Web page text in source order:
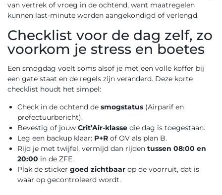
van vertrek of vroeg in de ochtend, want maatregelen
kunnen last-minute worden aangekondigd of verlengd.
Checklist voor de dag zelf, zo
voorkom je stress en boetes
Een smogdag voelt soms alsof je met een volle koffer bij
een gate staat en de regels zijn veranderd. Deze korte
checklist houdt het simpel:
Check in de ochtend de smogstatus (Airparif en
prefectuurbericht).
Bevestig of jouw Crit’Air-klasse die dag is toegestaan.
Leg een backup klaar: P+R of OV als plan B.
Rijd je met twijfel, vermijd dan rijden tussen 08:00 en
20:00 in de ZFE.
Plak de sticker goed zichtbaar op de voorruit, dat is
waar op gecontroleerd wordt.